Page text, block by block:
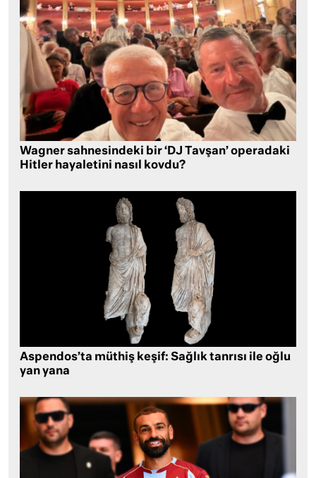
Wagner sahnesindeki bir ‘DJ Tavşan’ operadaki
Hitler hayaletini nasıl kovdu?
Aspendos’ta müthiş keşif: Sağlık tanrısı ile oğlu
yan yana